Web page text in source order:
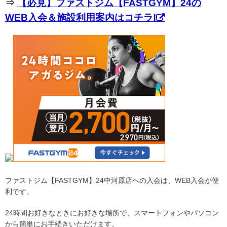
⇒
【必見】ファストジム【FASTGYM】24の
WEB入会＆施設利用案内はコチラ!
ファストジム【FASTGYM】24中河原店への入会は、WEB入会が便
利です。
24時間お好きなときにお好きな場所で、スマートフォンやパソコン
から簡単にお手続きいただけます。